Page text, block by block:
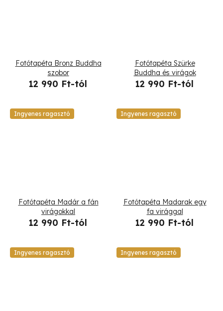
Fotótapéta Bronz Buddha
szobor
12 990 Ft-tól
Fotótapéta Szürke
Buddha és virágok
12 990 Ft-tól
Ingyenes ragasztó
Fotótapéta Madár a fán
virágokkal
12 990 Ft-tól
Ingyenes ragasztó
Fotótapéta Madarak egy
fa virággal
12 990 Ft-tól
Ingyenes ragasztó Ingyenes ragasztó